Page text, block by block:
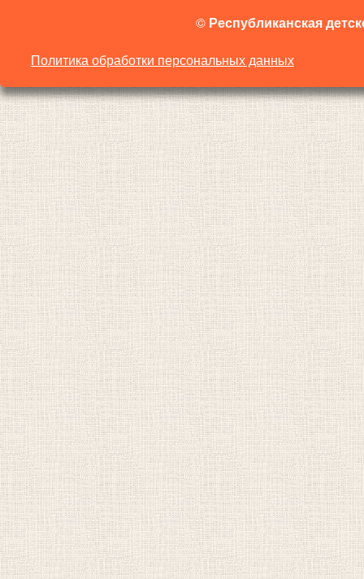
© Республиканская
Политика обработки персональных данных